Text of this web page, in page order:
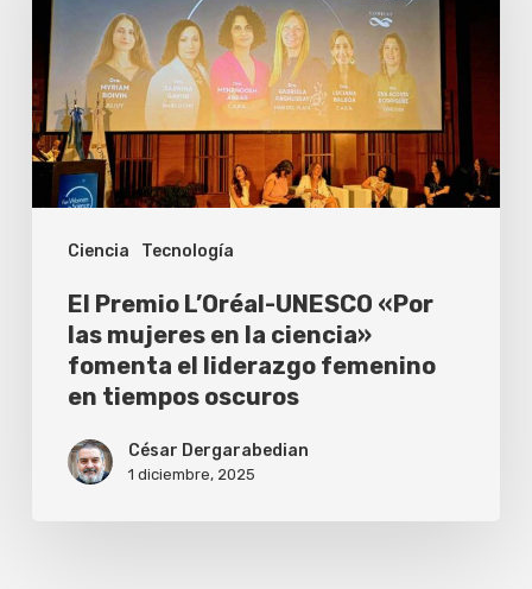
Ciencia Tecnología
UNESCO
«Por
las
mujeres
la
ciencia»
fomenta
liderazgo
femenino
tiempos
El Premio L’Oréal-UNESCO «Por
las mujeres en la ciencia»
fomenta el liderazgo femenino
en tiempos oscuros
César Dergarabedian
1 diciembre, 2025